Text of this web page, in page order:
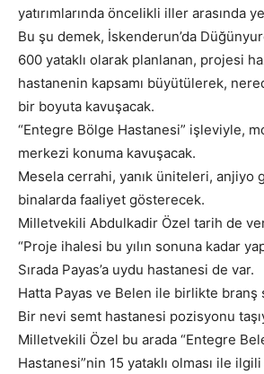
yatırımlarında öncelikli iller arasında
Bu şu demek, İskenderun’da
600 yataklı olarak planlanan, projesi
hastanenin kapsamı büyütülerek,
bir boyuta kavuşacak.
“Entegre Bölge Hastanesi” işleviyle,
merkezi konuma kavuşacak.
Mesela cerrahi, yanık üniteleri, anjiyo
binalarda faaliyet gösterecek.
Milletvekili Abdulkadir Özel tarih de
“Proje ihalesi bu yılın sonuna kadar
Sırada Payas’a uydu hastanesi de var.
Hatta Payas ve Belen ile birlikte branş
Bir nevi semt hastanesi pozisyonu
Milletvekili Özel bu arada “Entegre
Hastanesi”nin 15 yataklı olması ile